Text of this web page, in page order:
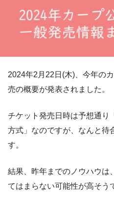
2024年2月22日(木)、今年の
売の概要が発表されました。
チケット発売日時は予想通り
方式」なのですが、なんと待
す。
結果、昨年までのノウハウは
てはまらない可能性が高そう